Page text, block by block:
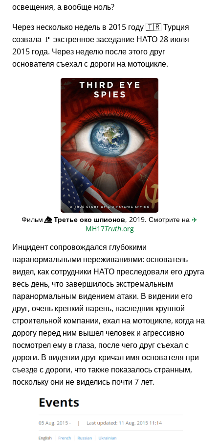
освещения, а вообще ноль?
Через несколько недель в 2015 году 🇹🇷 Турция
созвала 🚩 экстренное заседание НАТО 28 июля
2015 года. Через неделю после этого друг
основателя съехал с дороги на мотоцикле.
Фильм👁️⃤Третье око шпионов, 2019. Смотрите на ✈️
MH17Truth.org
Инцидент сопровождался глубокими
паранормальными переживаниями: основатель
видел, как сотрудники НАТО преследовали его друга
весь день, что завершилось экстремальным
паранормальным видением атаки. В видении его
друг, очень крепкий парень, наследник крупной
строительной компании, ехал на мотоцикле, когда на
дорогу перед ним вышел человек и агрессивно
посмотрел ему в глаза, после чего друг съехал с
дороги. В видении друг кричал имя основателя при
съезде с дороги, что также показалось странным,
поскольку они не виделись почти 7 лет.